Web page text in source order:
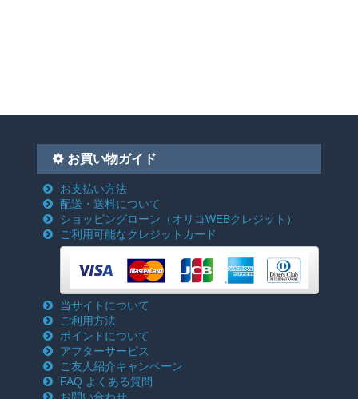
お買い物ガイド
お支払い方法
配送・送料について
ショッピングローン （オリコWEBクレジット）
ご利用可能なクレジットカード
当サイトについて
ご利用方法
ポイントについて
アフターサービス
ご友人紹介キャンペーン
FAQ よくある質問